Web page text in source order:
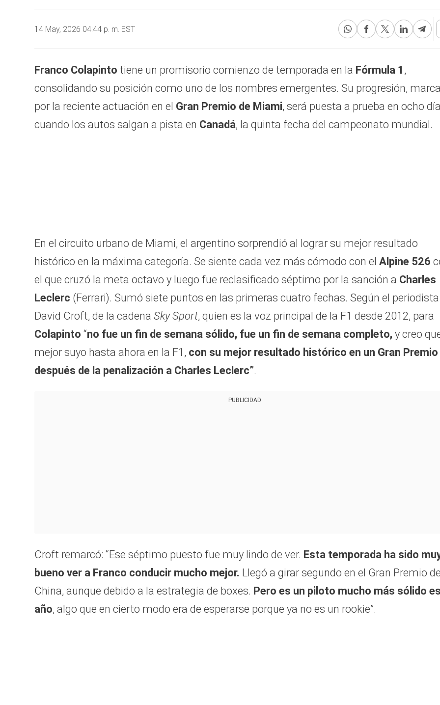
14 May, 2026 04:44 p. m. EST
Franco Colapinto tiene un promisorio comienzo de temporada en la Fórmula 1 ,
consolidando su posición como uno de los nombres emergentes. Su progresión,
por la reciente actuación en el Gran Premio de Miami, será puesta a prueba en ocho
cuando los autos salgan a pista en Canadá, la quinta fecha del campeonato mundial.
En el circuito urbano de Miami, el argentino sorprendió al lograr su mejor resultado
histórico en la máxima categoría. Se siente cada vez más cómodo con el Alpine 526
el que cruzó la meta octavo y luego fue reclasificado séptimo por la sanción a Charles
Leclerc (Ferrari). Sumó siete puntos en las primeras cuatro fechas. Según el periodista
David Croft, de la cadena Sky Sport, quien es la voz principal de la F1 desde 2012, para
Colapinto “no fue un fin de semana sólido, fue un fin de semana completo, y creo
mejor suyo hasta ahora en la F1, con su mejor resultado histórico en un Gran Premio
después de la penalización a Charles Leclerc”.
PUBLICIDAD
Croft remarcó: “Ese séptimo puesto fue muy lindo de ver. Esta temporada ha sido
bueno ver a Franco conducir mucho mejor. Llegó a girar segundo en el Gran Premio
China, aunque debido a la estrategia de boxes. Pero es un piloto mucho más sólido
año, algo que en cierto modo era de esperarse porque ya no es un rookie”.